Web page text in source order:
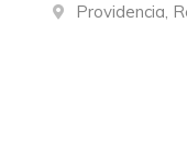
Providencia,